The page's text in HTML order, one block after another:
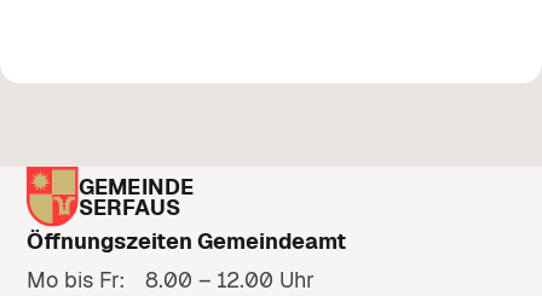
GEMEINDE
SERFAUS
Öffnungszeiten Gemeindeamt
Mo bis Fr: 8.00 – 12.00 Uhr